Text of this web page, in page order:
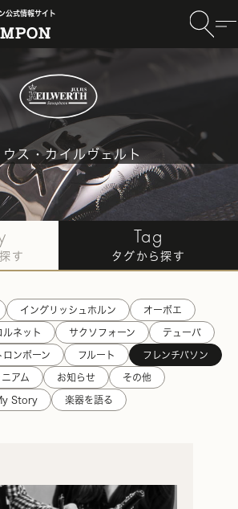
公式情報サイト
ウス・カイルヴェルト
〉 #フレンチバソン記事一覧
す
Tag
タグから探す
イングリッシュホルン オーボエ
ルネット サクソフォーン テューバ
ロンボーン フルート フレンチバソン
アム お知らせ その他
Story 楽器を語る